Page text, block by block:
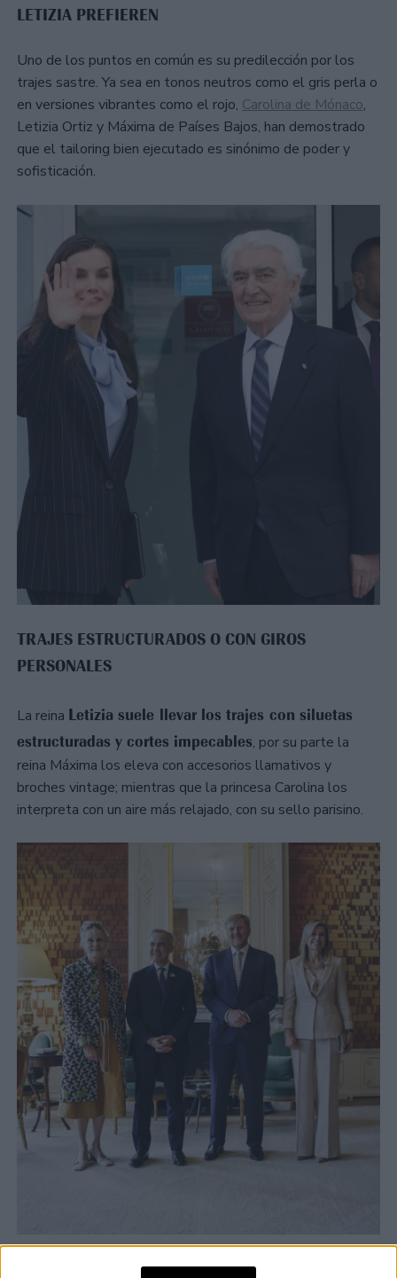
LETIZIA PREFIEREN
Uno de los puntos en común es su predilección por los
trajes sastre. Ya sea en tonos neutros como el gris perla o
en versiones vibrantes como el rojo, Carolina de Mónaco,
Letizia Ortiz y Máxima de Países Bajos, han demostrado
que el tailoring bien ejecutado es sinónimo de poder y
sofisticación.
TRAJES ESTRUCTURADOS O CON GIROS
PERSONALES
La reina Letizia suele llevar los trajes con siluetas
estructuradas y cortes impecables, por su parte la
reina Máxima los eleva con accesorios llamativos y
broches vintage; mientras que la princesa Carolina los
interpreta con un aire más relajado, con su sello parisino.